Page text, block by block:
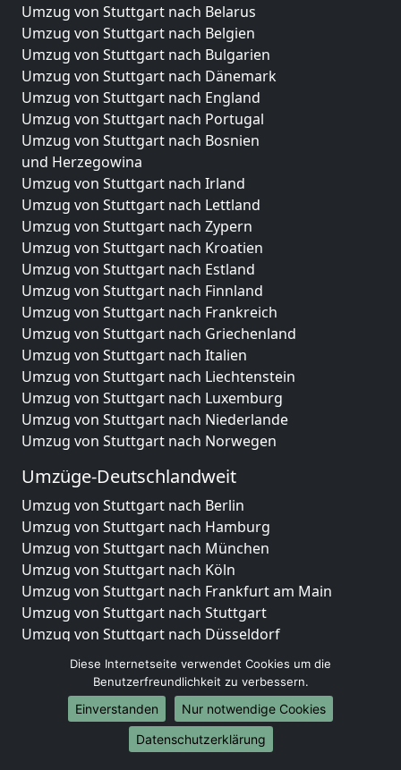
Umzug von Stuttgart nach Belarus
Umzug von Stuttgart nach Belgien
Umzug von Stuttgart nach Bulgarien
Umzug von Stuttgart nach Dänemark
Umzug von Stuttgart nach England
Umzug von Stuttgart nach Portugal
Umzug von Stuttgart nach Bosnien
und Herzegowina
Umzug von Stuttgart nach Irland
Umzug von Stuttgart nach Lettland
Umzug von Stuttgart nach Zypern
Umzug von Stuttgart nach Kroatien
Umzug von Stuttgart nach Estland
Umzug von Stuttgart nach Finnland
Umzug von Stuttgart nach Frankreich
Umzug von Stuttgart nach Griechenland
Umzug von Stuttgart nach Italien
Umzug von Stuttgart nach Liechtenstein
Umzug von Stuttgart nach Luxemburg
Umzug von Stuttgart nach Niederlande
Umzug von Stuttgart nach Norwegen
Umzüge-Deutschlandweit
Umzug von Stuttgart nach Berlin
Umzug von Stuttgart nach Hamburg
Umzug von Stuttgart nach München
Umzug von Stuttgart nach Köln
Umzug von Stuttgart nach Frankfurt am Main
Umzug von Stuttgart nach Stuttgart
Umzug von Stuttgart nach Düsseldorf
Umzug von Stuttgart nach Leipzig
Umzug von Stuttgart nach Dortmund
Umzug von Stuttgart nach Essen
Umzug von Stuttgart nach Bremen
Umzug von Stuttgart nach Dresden
Diese Internetseite verwendet Cookies um die
Benutzerfreundlichkeit zu verbessern.
Einverstanden
Nur notwendige Cookies
Datenschutzerklärung